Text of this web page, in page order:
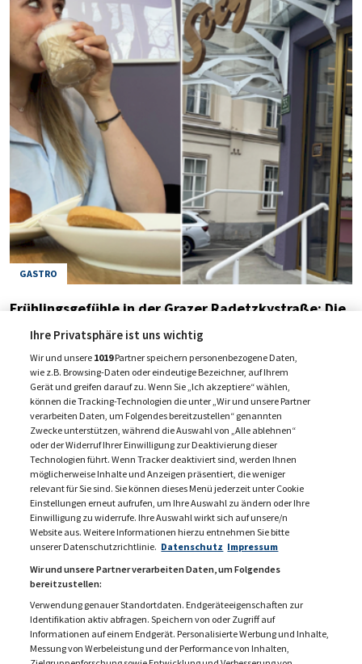
GASTRO
Frühlingsgefühle in der Grazer Radetzkystraße: Die
neue Sorger-Filiale im Test
1 2 3 … nächste
KONTAKT MEDIADATEN 2026
Ihre Privatsphäre ist uns wichtig
Wir und unsere 1019Partner speichern personenbezogene Daten,
wie z.B. Browsing-Daten oder eindeutige Bezeichner, auf Ihrem
Gerät und greifen darauf zu. Wenn Sie „Ich akzeptiere“ wählen,
können die Tracking-Technologien die unter „Wir und unsere Partner
verarbeiten Daten, um Folgendes bereitzustellen“ genannten
Zwecke unterstützen, während die Auswahl von „Alle ablehnen“
oder der Widerruf Ihrer Einwilligung zur Deaktivierung dieser
Technologien führt. Wenn Tracker deaktiviert sind, werden Ihnen
möglicherweise Inhalte und Anzeigen präsentiert, die weniger
relevant für Sie sind. Sie können dieses Menü jederzeit unter Cookie
Einstellungen erneut aufrufen, um Ihre Auswahl zu ändern oder Ihre
Einwilligung zu widerrufe. Ihre Auswahl wirkt sich auf unsere/n
Website aus. Weitere Informationen hierzu entnehmen Sie bitte
unserer Datenschutzrichtlinie. Datenschutz Impressum
Wir und unsere Partner verarbeiten Daten, um Folgendes
bereitzustellen:
Verwendung genauer Standortdaten. Endgeräteeigenschaften zur
Identifikation aktiv abfragen. Speichern von oder Zugriff auf
Informationen auf einem Endgerät. Personalisierte Werbung und Inhalte,
Messung von Werbeleistung und der Performance von Inhalten,